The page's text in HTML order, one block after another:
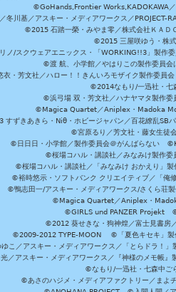
©GoHands,Frontier Works,KADOKAWA
冬川基／アスキー・メディアワークス／
©2015 石踏一榮・みやま零／株式会社ＫＡＤ
©2015 三屋咲ゆう・株
ノ/スクウェアエニックス・「WORKING!!3」製作
©渡 航、小学館／やはりこの製作委員
衣・芳文社／ハロー！！きんいろモザイク製作委員
©2014なもり/一迅社・
©浜弓場 双・芳文社／ハナヤマタ製作
©Magica Quartet／Aniplex・Madoka
すずきあきら・Niθ・ホビージャパン／百花繚乱
©宮原るり／芳文社・藤女生徒
©日日日・小学館／製作委員会＠がんばらない
©桜場コハル・講談社／みなみけ製作
©桜場コハル・講談社／「みなみけ おかえり」
©裕時悠示・ソフトバンク クリエイティブ／「
©鴨志田一/アスキー・メディアワークス/さく
©Magica Quartet／Aniplex・
©GIRLS und PANZER Projekt ©
©2012 葵せきな・狗神煌／富士見書
©2009-2012 TYPE-MOON ©「夏色キセキ」製
こ／アスキー・メディアワークス／「とらドラ！
／アスキー・メディアワークス／『神様のメモ帳
©なもり/一迅社・七森中
©あさのハジメ・メディアファクトリー／ま